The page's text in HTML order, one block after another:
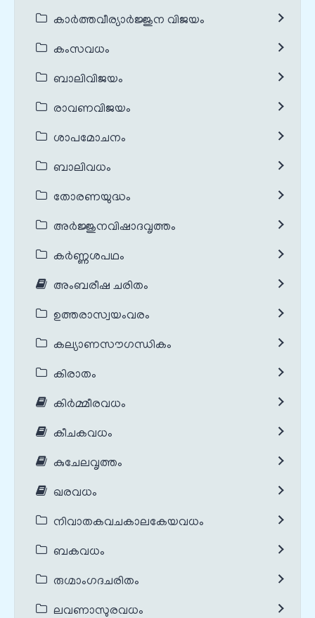
കാർത്തവീര്യാർജ്ജുന വിജയം
കംസവധം
ബാലിവിജയം
രാവണവിജയം
ശാപമോചനം
ബാലിവധം
തോരണയുദ്ധം
അർജ്ജുനവിഷാദവൃത്തം
കർണ്ണശപഥം
അംബരീഷ ചരിതം
ഉത്തരാസ്വയംവരം
കല്യാണസൗഗന്ധികം
കിരാതം
കിർമ്മീരവധം
കീചകവധം
കുചേലവൃത്തം
ഖരവധം
നിവാതകവചകാലകേയവധം
ബകവധം
രുഗ്മാംഗദചരിതം
ലവണാസുരവധം